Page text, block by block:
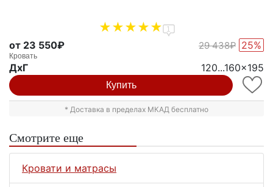
1
от 23 550₽ 29 438₽ 25%
Кровать
ДxГ 120...160x195
Купить
* Доставка в пределах МКАД бесплатно
Смотрите еще
Кровати и матрасы